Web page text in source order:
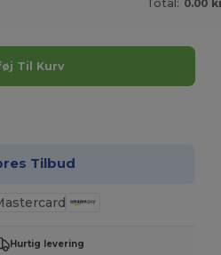
Total: 0.00
Til Kurv
Tilbud
Hurtig levering